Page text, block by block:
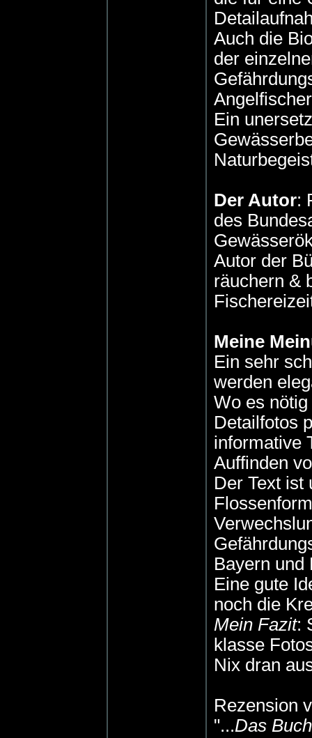
Auch die
der
Ein
Der Autor:
des
Autor der
räuchern &
Meine
Ein sehr
werden
Wo es
Detailfotos
informative
Auffinden
Der Text ist
Bayern und
Eine gute
noch die
Mein Fazit:
klasse
Nix dran
Rezension
"...Das